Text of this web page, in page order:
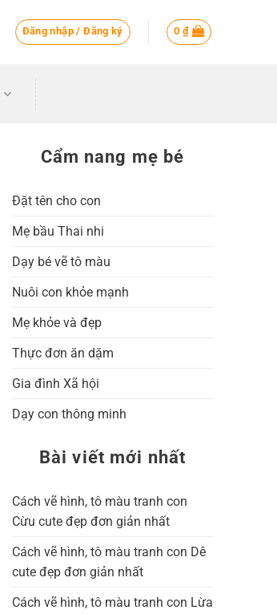
Đăng nhập / Đăng ký 0 ₫
Cẩm nang mẹ bé
Đặt tên cho con
Mẹ bầu Thai nhi
Dạy bé vẽ tô màu
Nuôi con khỏe mạnh
Mẹ khỏe và đẹp
Thực đơn ăn dặm
Gia đình Xã hội
Dạy con thông minh
Bài viết mới nhất
Cách vẽ hình, tô màu tranh con
Cừu cute đẹp đơn giản nhất
Cách vẽ hình, tô màu tranh con Dê
cute đẹp đơn giản nhất
Cách vẽ hình, tô màu tranh con Lừa